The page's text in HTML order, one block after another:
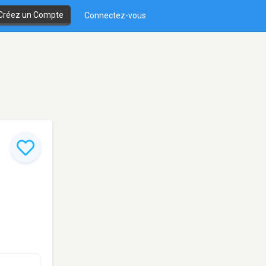
un Compte Connectez-vous